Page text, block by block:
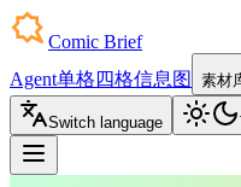
Comic Brief
Agent单格 四格信息图 素材
Switch language